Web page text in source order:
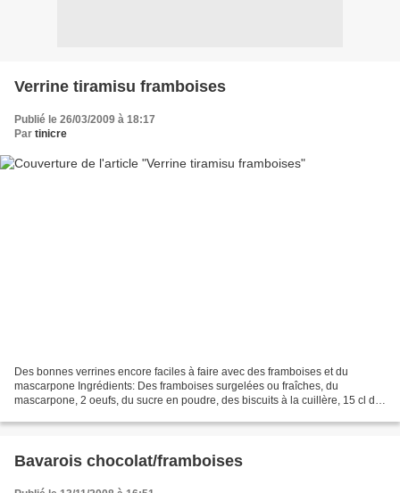
Verrine tiramisu framboises
Publié le 26/03/2009 à 18:17
Par tinicre
Des bonnes verrines encore faciles à faire avec des framboises et du
mascarpone Ingrédients: Des framboises surgelées ou fraîches, du
mascarpone, 2 oeufs, du sucre en poudre, des biscuits à la cuillère, 15 cl de
Bavarois chocolat/framboises